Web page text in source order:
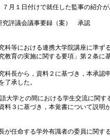
月１日付けで就任した監事の紹介が
評議会議事要録（案）　承認
科等における連携大学院講座に準ず
教育の実施に関する要項」第２条に
長から，資料２に基づき，本承認
承した。
と東京外国語大学と
３に基づき，本覚書について説明
が任命する学外有識者の委員に関す